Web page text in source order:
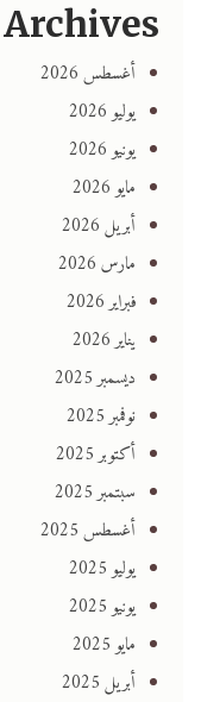
Archives
أغسطس 2026
يوليو 2026
يونيو 2026
مايو 2026
أبريل 2026
مارس 2026
فبراير 2026
يناير 2026
ديسمبر 2025
نوفمبر 2025
أكتوبر 2025
سبتمبر 2025
أغسطس 2025
يوليو 2025
يونيو 2025
مايو 2025
أبريل 2025